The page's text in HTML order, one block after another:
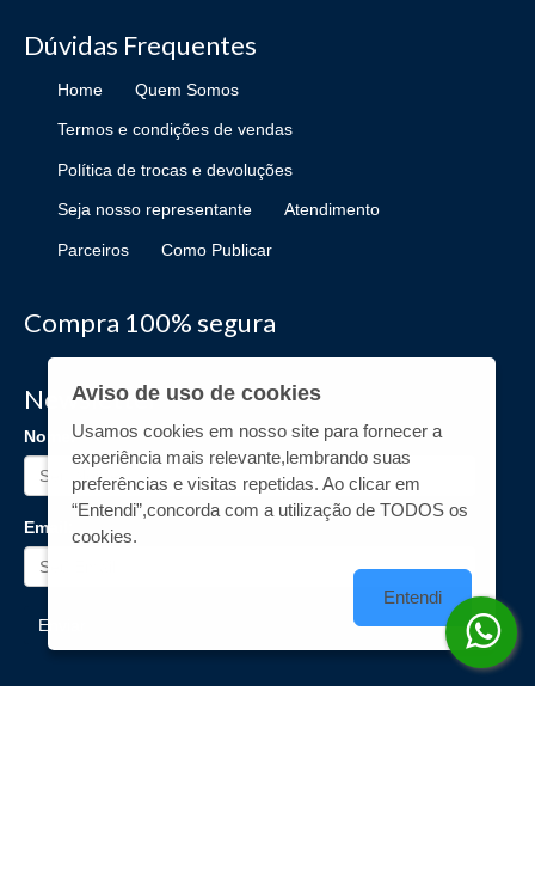
Dúvidas Frequentes
Home Quem Somos
Termos e condições de vendas
Política de trocas e devoluções
Seja nosso representante Atendimento
Parceiros Como Publicar
Compra 100% segura
Newsletter
Nome:
Email:
Enviar
Nossas redes sociais
Aviso de uso de cookies
Usamos cookies em nosso site para fornecer a
experiência mais relevante,lembrando suas
preferências e visitas repetidas. Ao clicar em
“Entendi”,concorda com a utilização de TODOS os
cookies.
Entendi